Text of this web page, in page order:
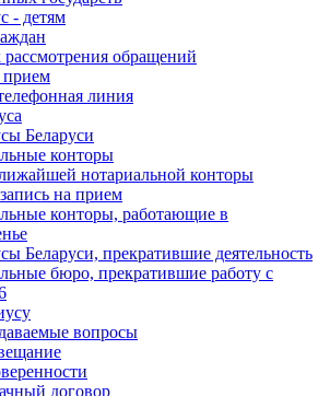
- детям
обращений
линия
Беларуси
конторы
нотариальной конторы
на прием
конторы, работающие в
Беларуси, прекратившие деятельность
бюро, прекратившие работу с
вопросы
договор